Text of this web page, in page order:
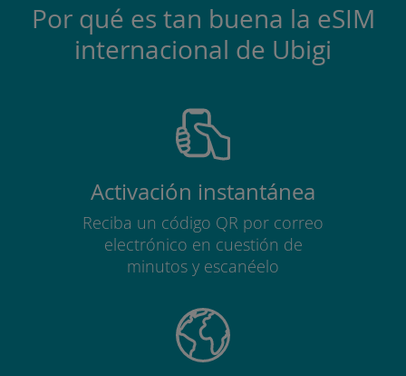
Por qué es tan buena la eSIM
internacional de Ubigi
Activación instantánea
Reciba un código QR por correo
electrónico en cuestión de
minutos y escanéelo